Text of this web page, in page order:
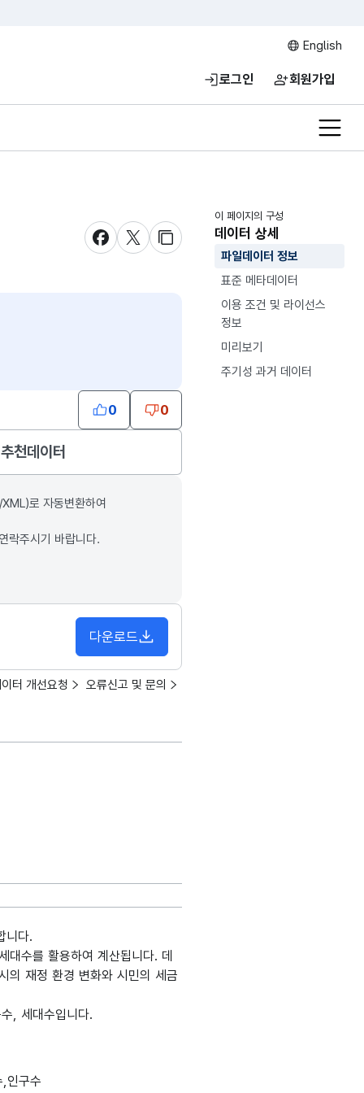
English
로그인 회원가입
전체
새창 열림새창 열림새창 열림
0 0
추천데이터
이 페이지의 구성
데이터 상세
파일데이터 정보
표준 메타데이터
이용 조건 및 라이선스
정보
미리보기
주기성 과거 데이터
로 자동변환하여
락주시기 바랍니다.
다운로드
터 개선요청 오류신고 및 문의
니다.
수를 활용하여 계산됩니다. 데
의 재정 환경 변화와 시민의 세금
, 세대수입니다.
인구수